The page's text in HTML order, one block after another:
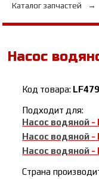
Каталог запчастей
Насос
Код товара:
Подходит для:
Насос водяной -
Насос водяной -
Насос водяной -
Страна